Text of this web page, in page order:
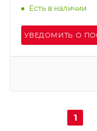
сатин-никель
Есть в наличии
УВЕДОМИТЬ О
1